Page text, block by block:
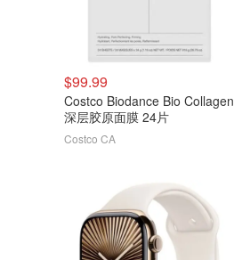
$99.99
Costco Biodance Bio Collagen
深层胶原面膜 24片
Costco CA